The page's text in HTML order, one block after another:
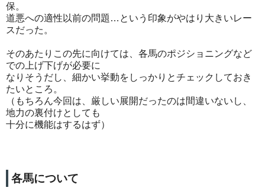
保。
道悪への適性以前の問題…という印象がやはり大きいレー
スだった。
そのあたりこの先に向けては、各馬のポジショニングなど
での上げ下げが必要に
なりそうだし、細かい挙動をしっかりとチェックしておき
たいところ。
（もちろん今回は、厳しい展開だったのは間違いないし、
地力の裏付けとしても
十分に機能はするはず）
各馬について